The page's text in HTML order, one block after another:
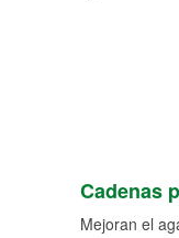
Cadenas
Mejoran el